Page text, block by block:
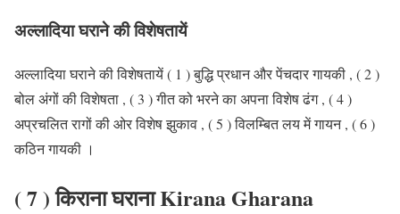
अल्लादिया घराने की विशेषतायें
अल्लादिया घराने की विशेषतायें ( 1 ) बुद्धि प्रधान और पेंचदार गायकी , ( 2 )
बोल अंगों की विशेषता , ( 3 ) गीत को भरने का अपना विशेष ढंग , ( 4 )
अप्रचलित रागों की ओर विशेष झुकाव , ( 5 ) विलम्बित लय में गायन , ( 6 )
कठिन गायकी ।
( 7 ) किराना घराना Kirana Gharana